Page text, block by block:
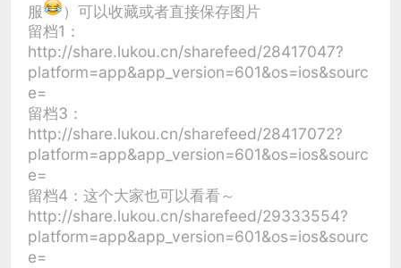
服
）可以收藏或者直接保存图片
留档1：
http://share.lukou.cn/sharefeed/28417047?
platform=app&app_version=601&os=ios&sourc
e=
留档3：
http://share.lukou.cn/sharefeed/28417072?
platform=app&app_version=601&os=ios&sourc
e=
留档4：这个大家也可以看看～
http://share.lukou.cn/sharefeed/29333554?
platform=app&app_version=601&os=ios&sourc
e=